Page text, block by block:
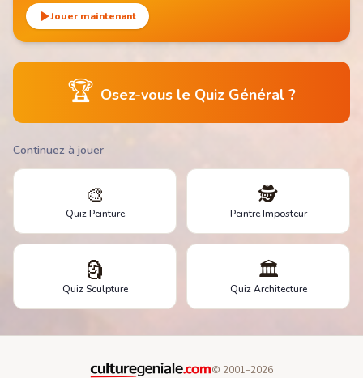
Jouer maintenant
🏆 Osez-vous le Quiz Général ?
Continuez à jouer
🎨
Quiz Peinture
🕵️
Peintre Imposteur
🗿
Quiz Sculpture
🏛️
Quiz Architecture
© 2001–2026